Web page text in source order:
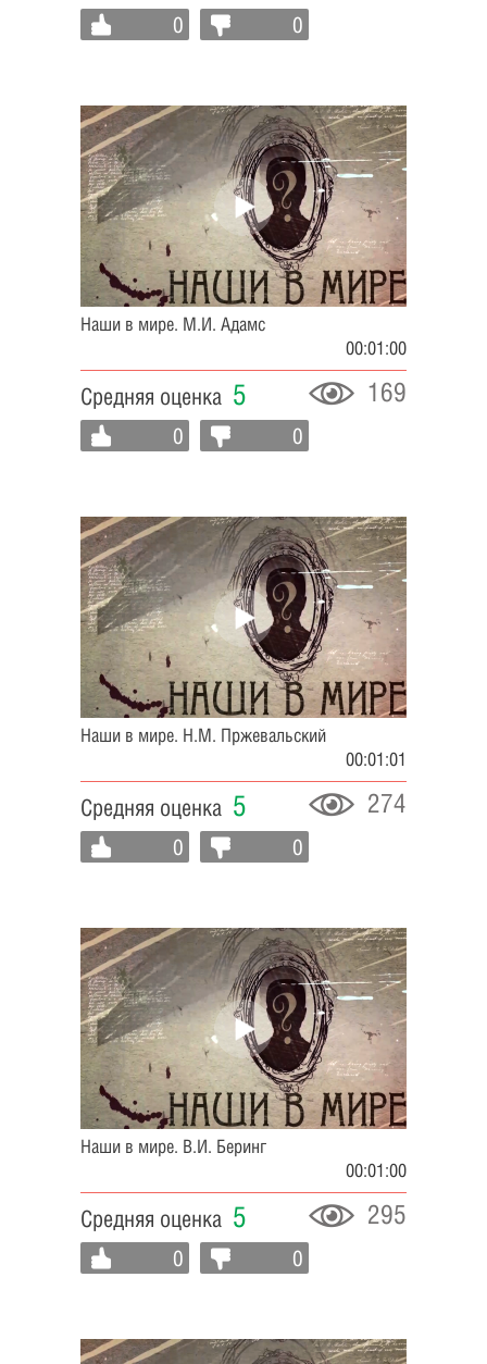
0 0
Наши в мире. М.И. Адамс
00:01:00
Средняя оценка 5 169
0 0
Наши в мире. Н.М. Пржевальский
00:01:01
Средняя оценка 5 274
0 0
Наши в мире. В.И. Беринг
00:01:00
Средняя оценка 5 295
0 0